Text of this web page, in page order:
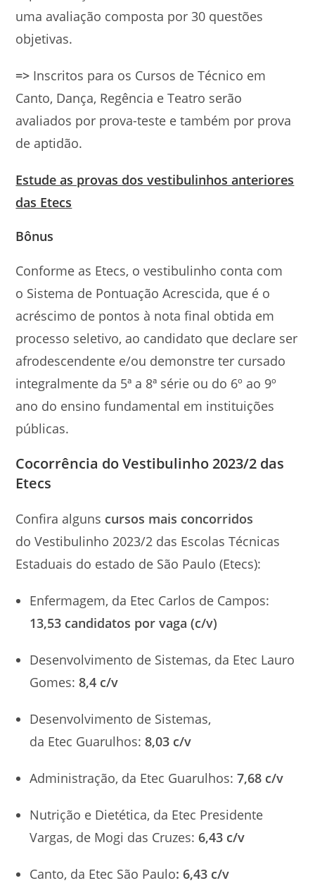
uma avaliação composta por 30 questões
objetivas.
=> Inscritos para os Cursos de Técnico em
Canto, Dança, Regência e Teatro serão
avaliados por prova-teste e também por prova
de aptidão.
Estude as provas dos vestibulinhos anteriores
das Etecs
Bônus
Conforme as Etecs, o vestibulinho conta com
o Sistema de Pontuação Acrescida, que é o
acréscimo de pontos à nota final obtida em
processo seletivo, ao candidato que declare ser
afrodescendente e/ou demonstre ter cursado
integralmente da 5ª a 8ª série ou do 6º ao 9º
ano do ensino fundamental em instituições
públicas.
Cocorrência do Vestibulinho 2023/2 das
Etecs
Confira alguns cursos mais concorridos
do Vestibulinho 2023/2 das Escolas Técnicas
Estaduais do estado de São Paulo (Etecs):
Enfermagem, da Etec Carlos de Campos:
13,53 candidatos por vaga (c/v)
Desenvolvimento de Sistemas, da Etec Lauro
Gomes:8,4 c/v
Desenvolvimento de Sistemas,
da Etec Guarulhos:8,03 c/v
Administração, da Etec Guarulhos:7,68 c/v
Nutrição e Dietética, da Etec Presidente
Vargas, de Mogi das Cruzes: 6,43 c/v
Canto, da Etec São Paulo: 6,43 c/v